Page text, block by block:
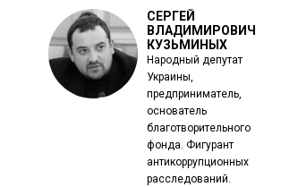
СЕРГЕЙ
ВЛАДИМИРОВИЧ
КУЗЬМИНЫХ
Народный депутат
Украины,
предприниматель,
основатель
благотворительного
фонда. Фигурант
антикоррупционных
расследований.